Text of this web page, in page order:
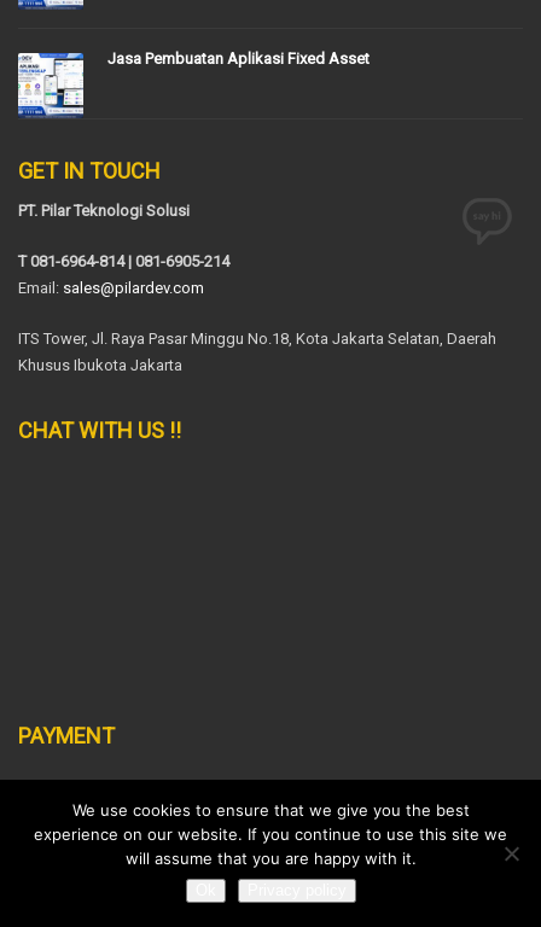
Jasa Pembuatan Aplikasi Fixed Asset
GET IN TOUCH
PT. Pilar Teknologi Solusi
T 081-6964-814 | 081-6905-214
Email: sales@pilardev.com
ITS Tower, Jl. Raya Pasar Minggu No.18, Kota Jakarta Selatan, Daerah
Khusus Ibukota Jakarta
CHAT WITH US !!
We use cookies to ensure that we give you the best
experience on our website. If you continue to use this site we
will assume that you are happy with it.